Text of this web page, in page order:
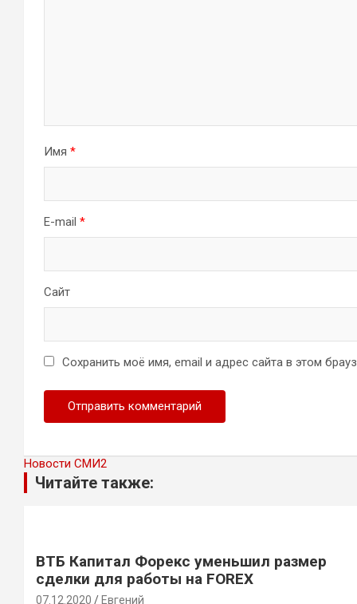
Имя *
E-mail *
Сайт
Сохранить моё имя, email и адрес сайта в этом
Новости СМИ2
Читайте также:
ВТБ Капитал Форекс уменьшил размер
сделки для работы на FOREX
07.12.2020 Евгений